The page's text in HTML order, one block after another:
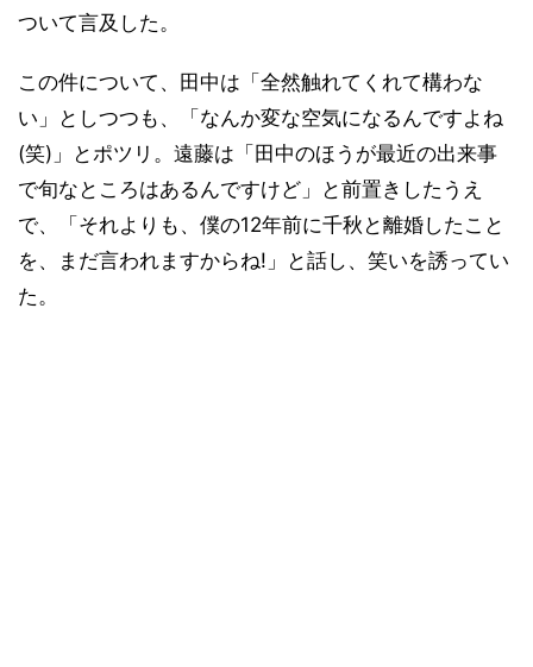
ついて言及した。
この件について、田中は「全然触れてくれて構わな
い」としつつも、「なんか変な空気になるんですよね
(笑)」とポツリ。遠藤は「田中のほうが最近の出来事
で旬なところはあるんですけど」と前置きしたうえ
で、「それよりも、僕の12年前に千秋と離婚したこと
を、まだ言われますからね!」と話し、笑いを誘ってい
た。